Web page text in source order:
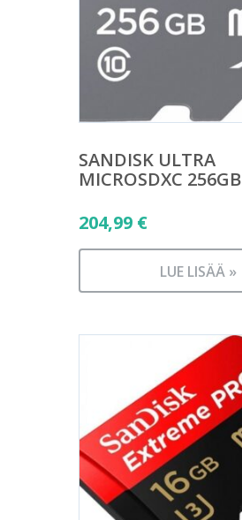
SANDISK ULTRA
MICROSDXC 256GB
204,99 €
LUE LISÄÄ »